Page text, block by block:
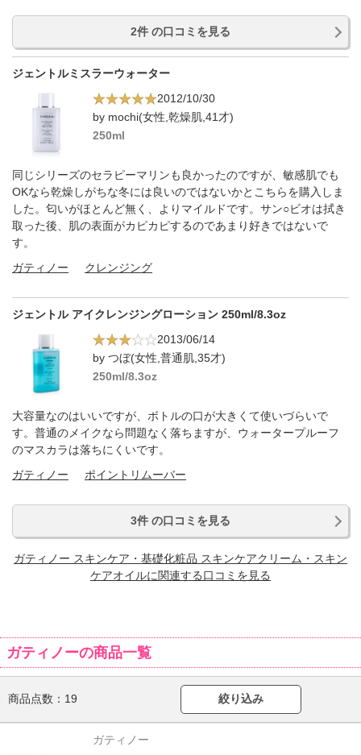
2件 の口コミを見る
ジェントルミスラーウォーター
2012/10/30
by mochi(女性,乾燥肌,41才)
250ml
同じシリーズのセラピーマリンも良かったのですが、敏感肌でも
OKなら乾燥しがちな冬には良いのではないかとこちらを購入しま
した。匂いがほとんど無く、よりマイルドです。サン○ビオは拭き
取った後、肌の表面がカピカピするのであまり好きではないで
す。
ガティノー
クレンジング
ジェントル アイクレンジングローション 250ml/8.3oz
2013/06/14
by つぼ(女性,普通肌,35才)
250ml/8.3oz
大容量なのはいいですが、ボトルの口が大きくて使いづらいで
す。普通のメイクなら問題なく落ちますが、ウォータープルーフ
のマスカラは落ちにくいです。
ガティノー
ポイントリムーバー
3件 の口コミを見る
ガティノー スキンケア・基礎化粧品 スキンケアクリーム・スキン
ケアオイルに関連する口コミを見る
ガティノーの商品一覧
商品点数： 19 絞り込み
ガティノー